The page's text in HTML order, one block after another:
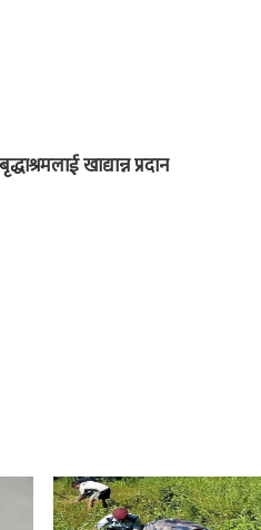
बृद्धाश्रमलाई खाद्यान्न प्रदान